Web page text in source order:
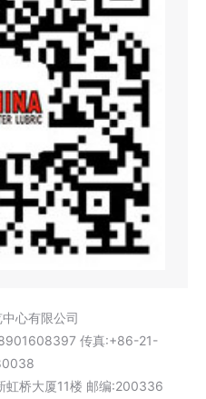
中心有限公司
传真:+86-21-
虹桥大厦11楼 邮编:200336